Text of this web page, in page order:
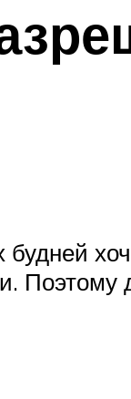
Поэтому